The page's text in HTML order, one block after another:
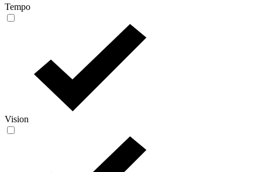
Tempo
Vision